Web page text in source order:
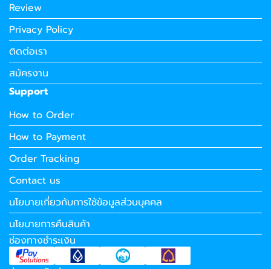
Review
Privacy Policy
ติดต่อเรา
สมัครงาน
Support
How to Order
How to Payment
Order Tracking
Contact us
นโยบายเกี่ยวกับการใช้ข้อมูลส่วนบุคคล
นโยบายการคืนสินค้า
ช่องทางชำระเงิน